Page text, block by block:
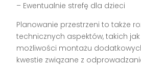
– Ewentualnie strefę dla dzieci
Planowanie przestrzeni to także
technicznych aspektów, takich
możliwości montażu
kwestie związane z